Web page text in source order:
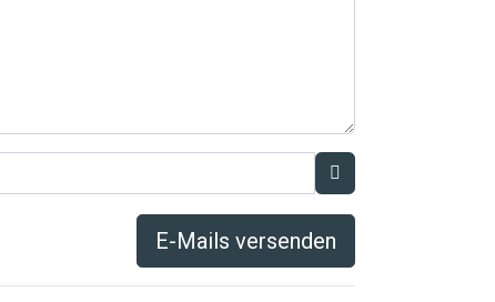
E-Mails versenden